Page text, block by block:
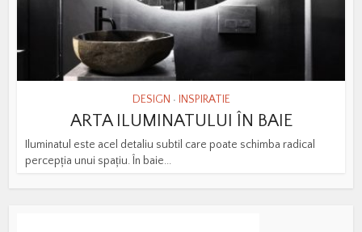
DESIGN • INSPIRATIE
ARTA ILUMINATULUI ÎN BAIE
Iluminatul este acel detaliu subtil care poate schimba radical
percepția unui spațiu. În baie...